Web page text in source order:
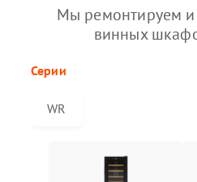
Мы ремонтируем и
винных
Серии
WR